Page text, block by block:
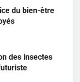
du bien-être
des insectes